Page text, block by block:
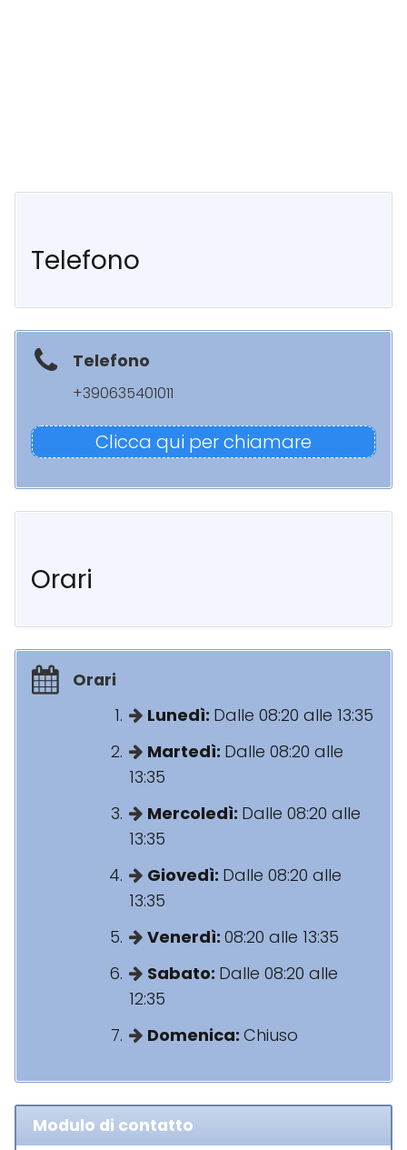
Telefono
Telefono
+390635401011
Clicca qui per chiamare
Orari
Orari
Lunedì: Dalle 08:20 alle 13:35
Martedì: Dalle 08:20 alle
13:35
Mercoledì: Dalle 08:20 alle
13:35
Giovedì: Dalle 08:20 alle
13:35
Venerdì: 08:20 alle 13:35
Sabato: Dalle 08:20 alle
12:35
Domenica: Chiuso
Modulo di contatto